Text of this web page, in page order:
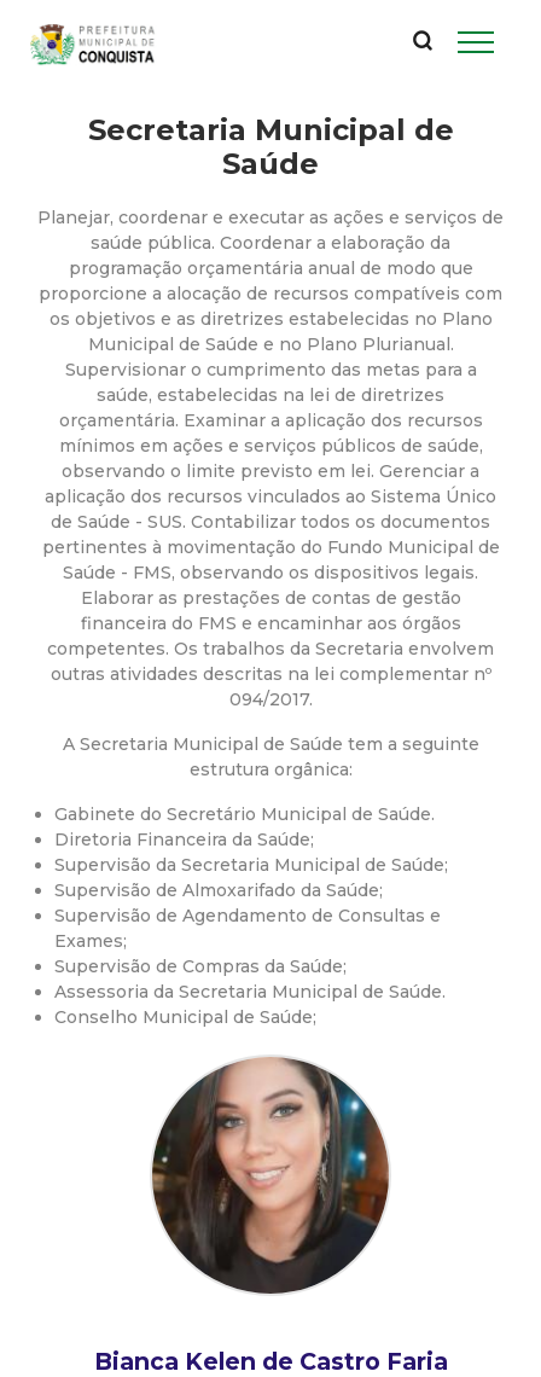
conteúdo
principal
P
f
e
i
t
u
r
a
M
u
n
c
i
p
a
Secretaria Municipal de
Saúde
Planejar, coordenar e executar as ações e serviços de
saúde pública. Coordenar a elaboração da
programação orçamentária anual de modo que
proporcione a alocação de recursos compatíveis com
os objetivos e as diretrizes estabelecidas no Plano
Municipal de Saúde e no Plano Plurianual.
Supervisionar o cumprimento das metas para a
saúde, estabelecidas na lei de diretrizes
orçamentária. Examinar a aplicação dos recursos
mínimos em ações e serviços públicos de saúde,
observando o limite previsto em lei. Gerenciar a
aplicação dos recursos vinculados ao Sistema Único
de Saúde - SUS. Contabilizar todos os documentos
pertinentes à movimentação do Fundo Municipal de
Saúde - FMS, observando os dispositivos legais.
Elaborar as prestações de contas de gestão
financeira do FMS e encaminhar aos órgãos
competentes. Os trabalhos da Secretaria envolvem
outras atividades descritas na lei complementar nº
094/2017.
A Secretaria Municipal de Saúde tem a seguinte
estrutura orgânica:
Gabinete do Secretário Municipal de Saúde.
Diretoria Financeira da Saúde;
Supervisão da Secretaria Municipal de Saúde;
Supervisão de Almoxarifado da Saúde;
Supervisão de Agendamento de Consultas e
Exames;
Supervisão de Compras da Saúde;
Assessoria da Secretaria Municipal de Saúde.
Conselho Municipal de Saúde;
Bianca Kelen de Castro Faria